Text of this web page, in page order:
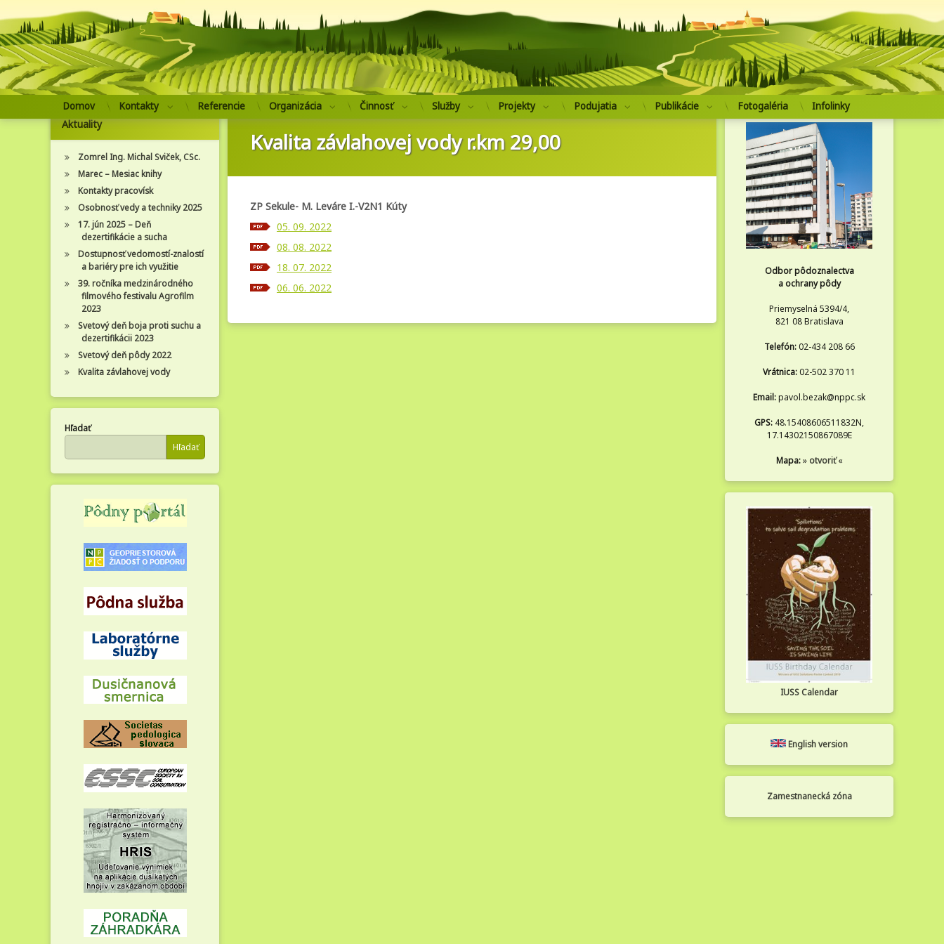
Prejsť
Výskumný ústav pôdoznalectva a ochrany pôdy
Domov Kontakty Referencie Organizácia Činnosť Služby Projekty Podujatia Publikácie Fotogaléria Infolinky
Kvalita závlahovej vody r.km 29,00
ZP Sekule- M. Leváre I.-V2N1 Kúty
05. 09. 2022
08. 08. 2022
18. 07. 2022
06. 06. 2022
Aktuality
Zomrel Ing. Michal Sviček, CSc.
Marec – Mesiac knihy
Kontakty pracovísk
Osobnosť vedy a techniky 2025
17. jún 2025 – Deň
dezertifikácie a sucha
Dostupnosť vedomostí-znalostí
a bariéry pre ich využitie
39. ročníka medzinárodného
filmového festivalu Agrofilm
2023
Svetový deň boja proti suchu a
dezertifikácii 2023
Svetový deň pôdy 2022
Kvalita závlahovej vody
Hľadať
Hľadať
Odbor pôdoznalectva
a ochrany pôdy
Priemyselná 5394/4,
821 08 Bratislava
Telefón:02-434 208 66
Vrátnica:02-502 370 11
Email:pavol.bezak@nppc.sk
GPS: 48.15408606511832N,
17.14302150867089E
Mapa:» otvoriť«
IUSS Calendar
English version
Zamestnanecká zóna